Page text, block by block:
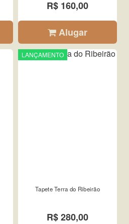
R$ 160,00
Alugar
LANÇAMENTO
Tapete Terra do Ribeirão
R$ 280,00